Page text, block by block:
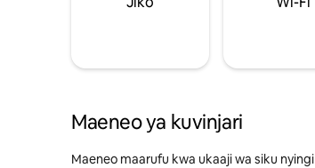
Maeneo ya kuvinjari
Maeneo maarufu kwa ukaaji wa siku nyingi